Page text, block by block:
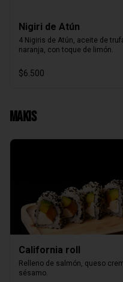
Nigiri de Atún
4 Nigiris de Atún, aceite de
naranja, con toque de limón.
$6.500
Makis
California roll
Relleno de salmón, queso
sésamo.